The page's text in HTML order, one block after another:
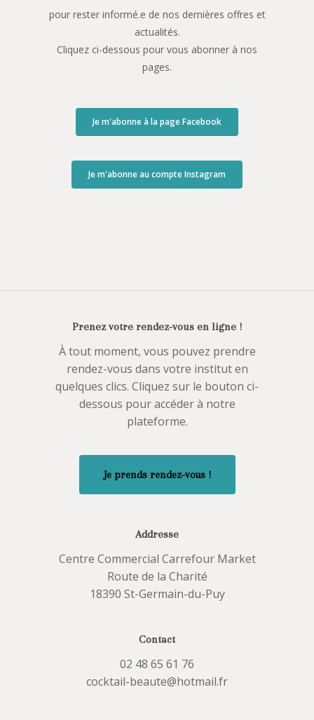
pour rester informé.e de nos dernières offres et
actualités.
Cliquez ci-dessous pour vous abonner à nos
pages.
Je m'abonne à la page Facebook
Je m'abonne au compte Instagram
Prenez votre rendez-vous en ligne !
À tout moment, vous pouvez prendre
rendez-vous dans votre institut en
quelques clics. Cliquez sur le bouton ci-
dessous pour accéder à notre
plateforme.
Je prends rendez-vous !
Addresse
Centre Commercial Carrefour Market
Route de la Charité
18390 St-Germain-du-Puy
Contact
02 48 65 61 76
cocktail-beaute@hotmail.fr